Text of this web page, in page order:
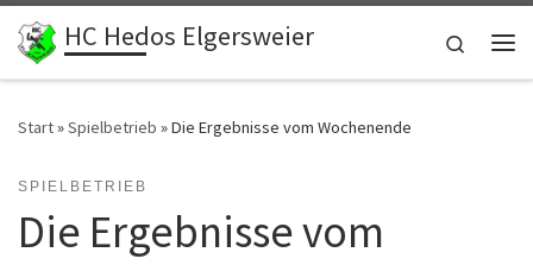
Zum Inhalt springen
HC Hedos Elgersweier
Search
Start»Spielbetrieb »Die Ergebnisse vom Wochenende
SPIELBETRIEB
Die Ergebnisse vom